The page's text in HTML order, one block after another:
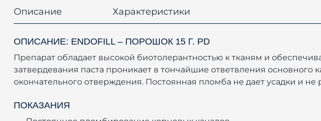
Описание Характеристики
ОПИСАНИЕ: ENDOFILL – ПОРОШОК 15 Г. РD
Препарат обладает высокой биотолерантностью к тканям и
затвердевания паста проникает в тончайшие ответвления
окончательного отверждения. Постоянная пломба не дает усадки и не
ПОКАЗАНИЯ